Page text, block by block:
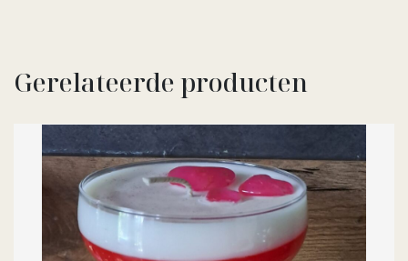
Gerelateerde producten